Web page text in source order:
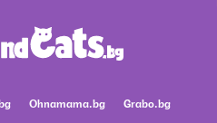
Ohnamama.bg
Grabo.bg